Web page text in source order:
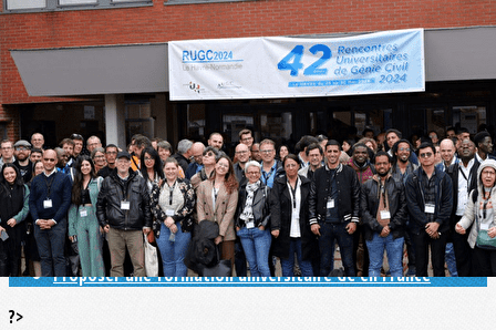
Exporter les lignes sélectionnées
Exporter toutes les colonnes
Exporter uniquement les colonnes affichées
Menu
<
>
Annuaire des formations GC
Annuaire des écoles doctorales
Annuaire des établissements d'enseignement
Proposer une formation universitaire GC en France
?>